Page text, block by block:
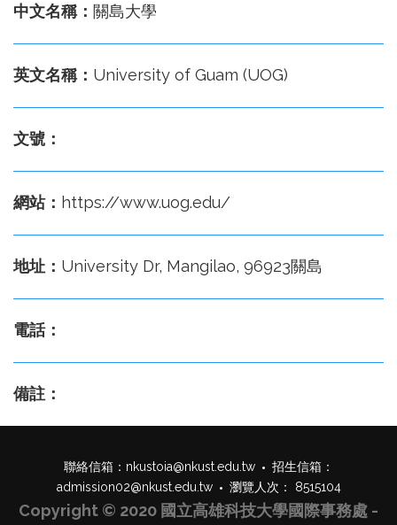
中文名稱： 關島大學
英文名稱： University of Guam (UOG)
文號：
網站： https://www.uog.edu/
地址： University Dr, Mangilao, 96923關島
電話：
備註：
聯絡信箱： nkustoia@nkust.edu.tw
招生信箱：
admission02@nkust.edu.tw
瀏覽人次： 8515104
Copyright © 2020 國立高雄科技大學國際事務處 -